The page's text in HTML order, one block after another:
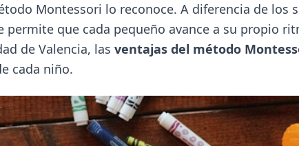
Montessori lo reconoce. A diferencia de los
permite que cada pequeño avance a su propio
de Valencia, las ventajas del método
cada niño.